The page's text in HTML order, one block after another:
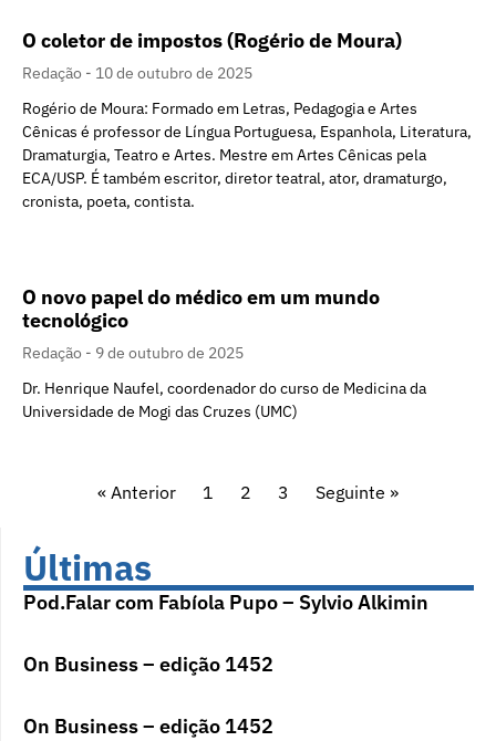
O coletor de impostos (Rogério de Moura)
Redação
10 de outubro de 2025
Rogério de Moura: Formado em Letras, Pedagogia e Artes
Cênicas é professor de Língua Portuguesa, Espanhola, Literatura,
Dramaturgia, Teatro e Artes. Mestre em Artes Cênicas pela
ECA/USP. É também escritor, diretor teatral, ator, dramaturgo,
cronista, poeta, contista.
O novo papel do médico em um mundo
tecnológico
Redação
9 de outubro de 2025
Dr. Henrique Naufel, coordenador do curso de Medicina da
Universidade de Mogi das Cruzes (UMC)
« Anterior 1 2 3 Seguinte »
Últimas
Pod.Falar com Fabíola Pupo – Sylvio Alkimin
On Business – edição 1452
On Business – edição 1452